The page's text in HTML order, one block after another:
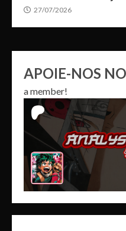
27/07/2026
APOIE-NOS
a member!